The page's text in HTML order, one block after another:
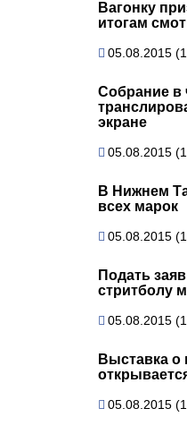
Вагонку
итогам
05.08.2015
Собрание в
экране
05.08.2015
В Нижнем
всех марок
05.08.2015
Подать
стритболу
05.08.2015
Выставка о
05.08.2015